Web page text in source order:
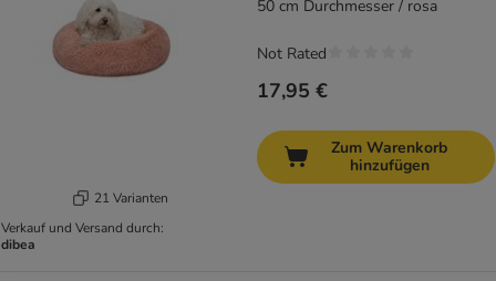
21 Varianten
Verkauf und Versand durch:
dibea
50 cm Durchmesser / rosa
17,95 €
Not Rated
Zum Warenkorb
hinzufügen